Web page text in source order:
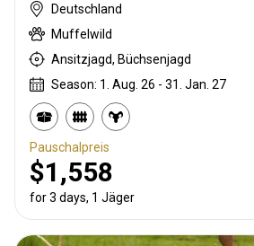
Deutschland
Muffelwild
Ansitzjagd, Büchsenjagd
Season: 1. Aug. 26 - 31. Jan. 27
Pauschalpreis
$1,558
for 3 days, 1 Jäger